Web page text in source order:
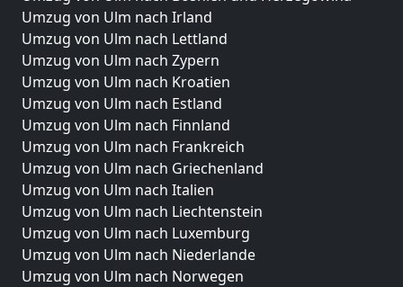
Umzug von Ulm nach Irland
Umzug von Ulm nach Lettland
Umzug von Ulm nach Zypern
Umzug von Ulm nach Kroatien
Umzug von Ulm nach Estland
Umzug von Ulm nach Finnland
Umzug von Ulm nach Frankreich
Umzug von Ulm nach Griechenland
Umzug von Ulm nach Italien
Umzug von Ulm nach Liechtenstein
Umzug von Ulm nach Luxemburg
Umzug von Ulm nach Niederlande
Umzug von Ulm nach Norwegen